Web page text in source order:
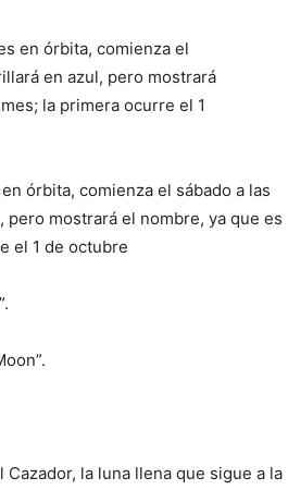
órbita, comienza el sábado a las
pero mostrará el nombre, ya que es
el 1 de octubre
la luna llena que sigue a la